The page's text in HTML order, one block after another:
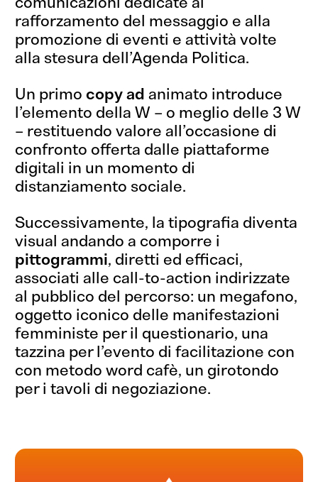
rafforzamento del messaggio e alla
promozione di eventi e attività volte
alla stesura dell’Agenda Politica.
Un primocopy ad animato introduce
l’elemento della W – o meglio delle 3 W
– restituendo valore all’occasione di
confronto offerta dalle piattaforme
digitali in un momento di
distanziamento sociale.
Successivamente, la tipografia diventa
visual andando a comporre i
pittogrammi, diretti ed efficaci,
associati alle call-to-action indirizzate
al pubblico del percorso: un megafono,
oggetto iconico delle manifestazioni
femministe per il questionario, una
tazzina per l’evento di facilitazione con
con metodo word cafè, un girotondo
per i tavoli di negoziazione.
Che dici,
collaboriamo?
Sì, vi scrivo!